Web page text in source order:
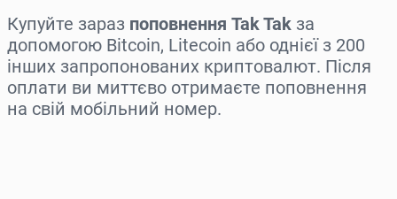
Купуйте зараз поповнення Tak Tak за
допомогою Bitcoin, Litecoin або однієї з 200
інших запропонованих криптовалют. Після
оплати ви миттєво отримаєте поповнення
на свій мобільний номер.